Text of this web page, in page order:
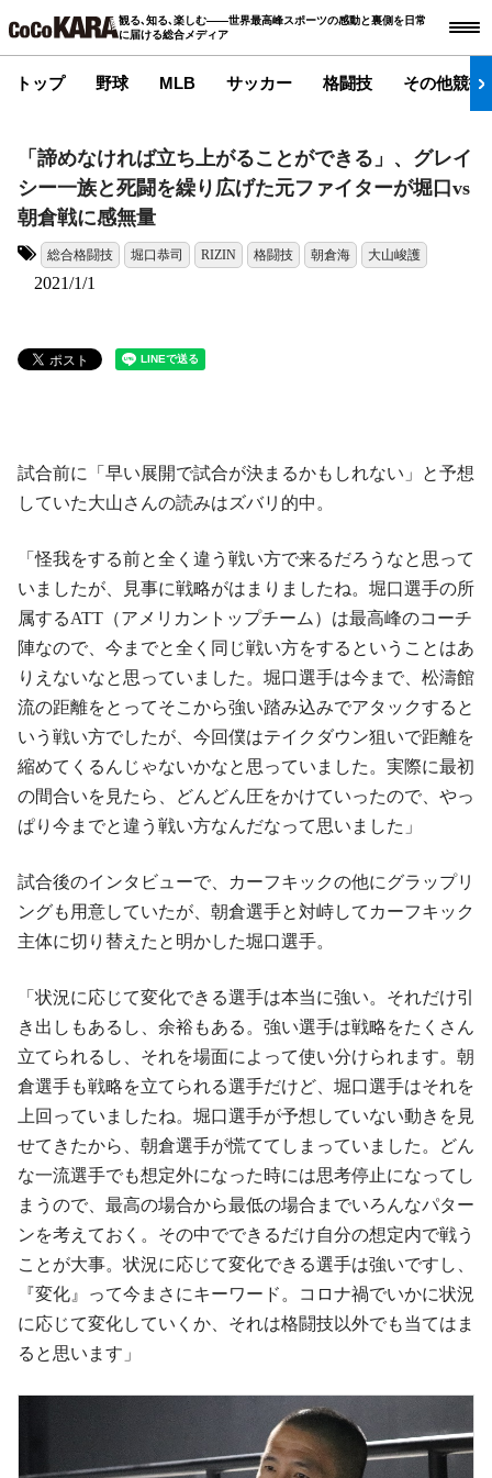
観る､知る､楽しむ――世界最高峰スポーツの感動と裏側を日常
に届ける総合メディア
トップ 野球 MLB サッカー 格闘技 その他競技
「諦めなければ立ち上がることができる」、グレイ
シー一族と死闘を繰り広げた元ファイターが堀口vs
朝倉戦に感無量
総合格闘技 堀口恭司 RIZIN 格闘技 朝倉海 大山峻護
2021/1/1
試合前に「早い展開で試合が決まるかもしれない」と予想
していた大山さんの読みはズバリ的中。
「怪我をする前と全く違う戦い方で来るだろうなと思って
いましたが、見事に戦略がはまりましたね。堀口選手の所
属するATT（アメリカントップチーム）は最高峰のコーチ
陣なので、今までと全く同じ戦い方をするということはあ
りえないなと思っていました。堀口選手は今まで、松濤館
流の距離をとってそこから強い踏み込みでアタックすると
いう戦い方でしたが、今回僕はテイクダウン狙いで距離を
縮めてくるんじゃないかなと思っていました。実際に最初
の間合いを見たら、どんどん圧をかけていったので、やっ
ぱり今までと違う戦い方なんだなって思いました」
試合後のインタビューで、カーフキックの他にグラップリ
ングも用意していたが、朝倉選手と対峙してカーフキック
主体に切り替えたと明かした堀口選手。
「状況に応じて変化できる選手は本当に強い。それだけ引
き出しもあるし、余裕もある。強い選手は戦略をたくさん
立てられるし、それを場面によって使い分けられます。朝
倉選手も戦略を立てられる選手だけど、堀口選手はそれを
上回っていましたね。堀口選手が予想していない動きを見
せてきたから、朝倉選手が慌ててしまっていました。どん
な一流選手でも想定外になった時には思考停止になってし
まうので、最高の場合から最低の場合までいろんなパター
ンを考えておく。その中でできるだけ自分の想定内で戦う
ことが大事。状況に応じて変化できる選手は強いですし、
『変化』って今まさにキーワード。コロナ禍でいかに状況
に応じて変化していくか、それは格闘技以外でも当てはま
ると思います」